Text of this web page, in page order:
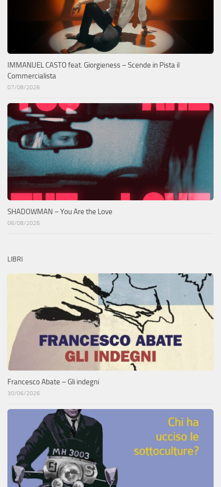
IMMANUEL CASTO feat. Giorgieness – Scende in Pista il
Commercialista
07/08/2026
SHADOWMAN – You Are the Love
06/08/2026
LIBRI
Francesco Abate – Gli indegni
30/06/2026